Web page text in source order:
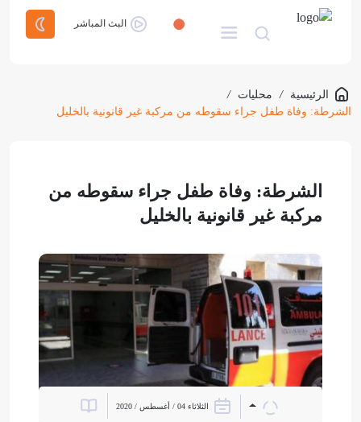
البث المباشر
الرئيسية / محليات
/
الشرطة: وفاة طفل جراء سقوطه من مركبة غير قانونية بالخليل
الشرطة: وفاة طفل جراء سقوطه من
مركبة غير قانونية بالخليل
الثلاثاء 04 / أغسطس / 2020